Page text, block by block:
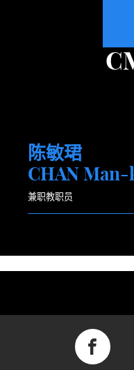
陈敏珺
CHAN Man-
兼职教职员